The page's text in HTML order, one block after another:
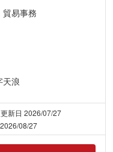
貿易事務
天浪
新日 2026/07/27
08/27